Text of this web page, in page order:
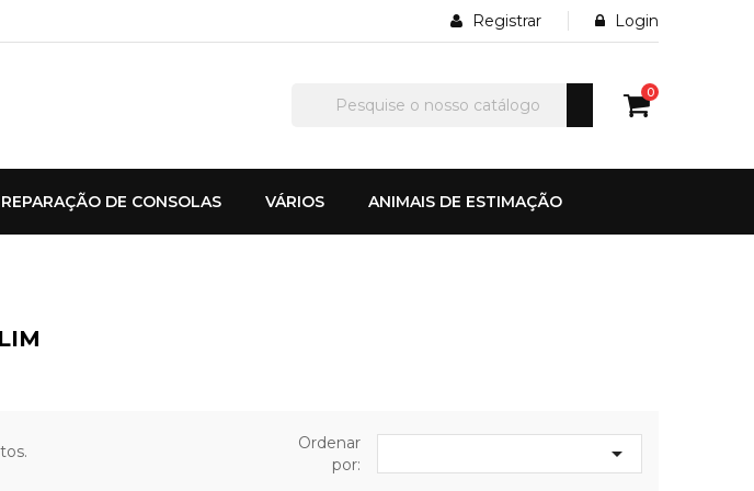
Registrar Login
0
REPARAÇÃO DE CONSOLAS VÁRIOS ANIMAIS DE ESTIMAÇÃO
Ordenar
por:
